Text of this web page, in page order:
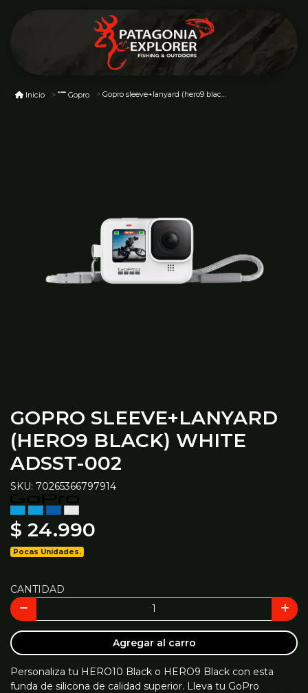
Inicio Gopro Gopro sleeve+lanyard (hero9 black) white adsst-002
GOPRO SLEEVE+LANYARD
(HERO9 BLACK) WHITE
ADSST-002
SKU: 70265366797914
$ 24.990
Pocas Unidades.
CANTIDAD
Agregar al carro
Personaliza tu HERO10 Black o HERO9 Black con esta
funda de silicona de calidad superior. Lleva tu GoPro